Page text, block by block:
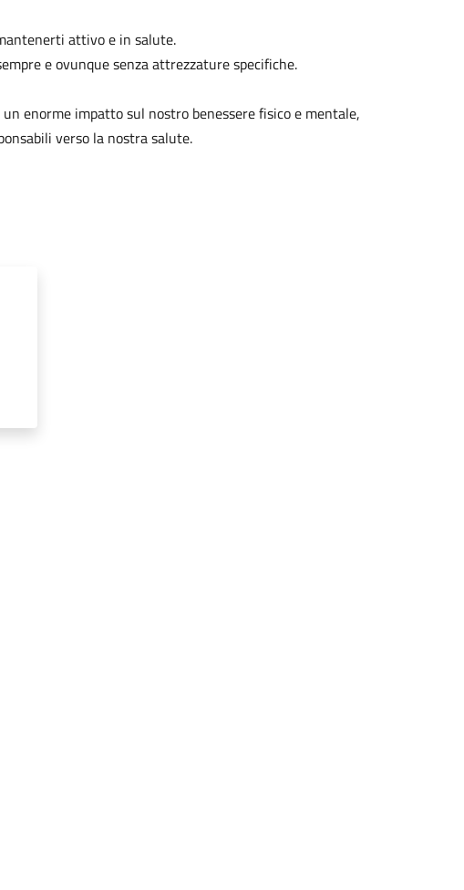
attivo e in salute.
e ovunque senza attrezzature specifiche.
enorme impatto sul nostro benessere fisico e mentale,
verso la nostra salute.